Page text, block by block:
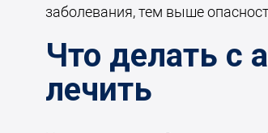
заболевания, тем выше
Что делать с
лечить